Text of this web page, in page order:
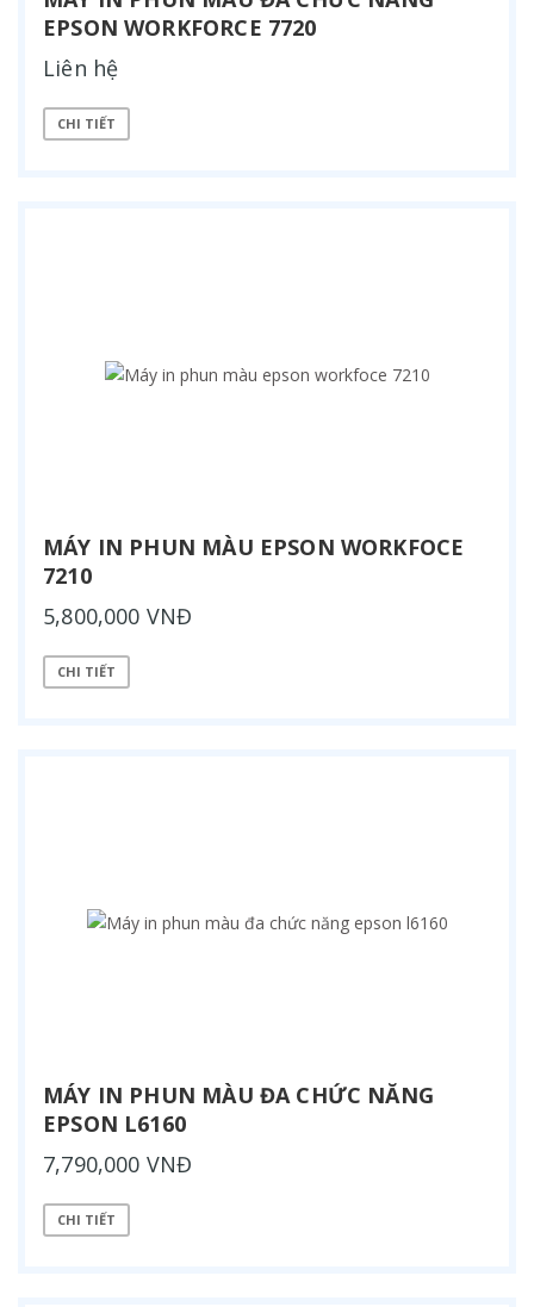
EPSON WORKFORCE 7720
Liên hệ
CHI TIẾT
MÁY IN PHUN MÀU EPSON WORKFOCE
7210
5,800,000 VNĐ
CHI TIẾT
MÁY IN PHUN MÀU ĐA CHỨC NĂNG
EPSON L6160
7,790,000 VNĐ
CHI TIẾT